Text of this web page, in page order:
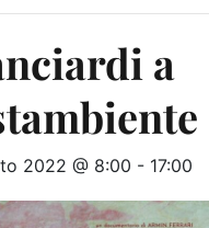
a
2022 @ 8:00 - 17:00